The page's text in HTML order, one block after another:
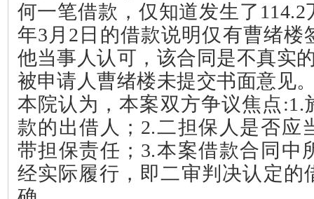
何一笔借款，仅知道发生了 114.2
年3 月 2 日的借款说明仅有曹绪
他当事人认可，该合同是不真实
被申请人曹绪楼未提交书面意见
本院认为，本案双方争议焦点:1.
款的出借人； 2.二担保人是否应
带担保责任； 3.本案借款合同中
经实际履行，即二审判决认定的